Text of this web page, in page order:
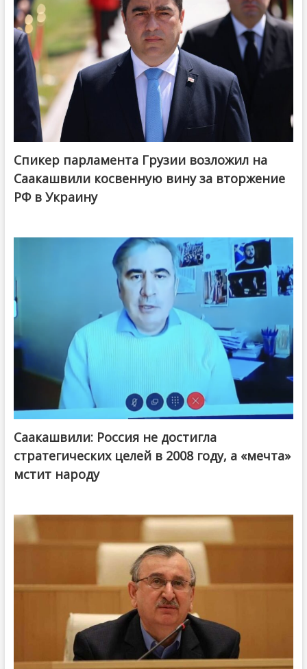
Спикер парламента Грузии возложил на
Саакашвили косвенную вину за вторжение
РФ в Украину
Саакашвили: Россия не достигла
стратегических целей в 2008 году, а «мечта»
мстит народу